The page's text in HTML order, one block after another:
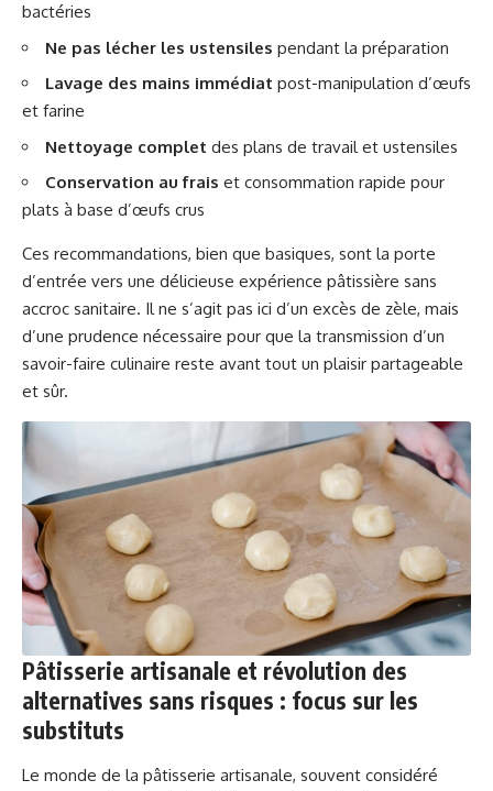
bactéries
Ne pas lécher les ustensiles pendant la préparation
Lavage des mains immédiat post-manipulation d’œufs
et farine
Nettoyage complet des plans de travail et ustensiles
Conservation au frais et consommation rapide pour
plats à base d’œufs crus
Ces recommandations, bien que basiques, sont la porte
d’entrée vers une délicieuse expérience pâtissière sans
accroc sanitaire. Il ne s’agit pas ici d’un excès de zèle, mais
d’une prudence nécessaire pour que la transmission d’un
savoir-faire culinaire reste avant tout un plaisir partageable
et sûr.
Pâtisserie artisanale et révolution des
alternatives sans risques : focus sur les
substituts
Le monde de la pâtisserie artisanale, souvent considéré